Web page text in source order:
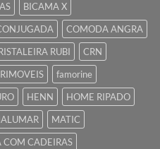
BICAMA X
COMODA ANGRA
RUBI
CRN
famorine
HENN
HOME RIPADO
MATIC
COM CADEIRAS